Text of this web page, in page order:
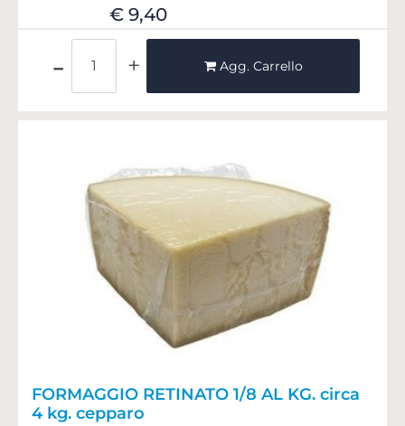
€ 9,40
Agg. Carrello
FORMAGGIO RETINATO 1/8 AL KG. circa
4 kg. cepparo